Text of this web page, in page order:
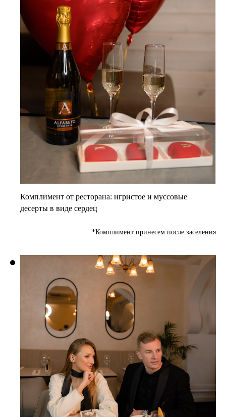
Комплимент от ресторана: игристое и муссовые
десерты в виде сердец
*Комплимент принесем после заселения